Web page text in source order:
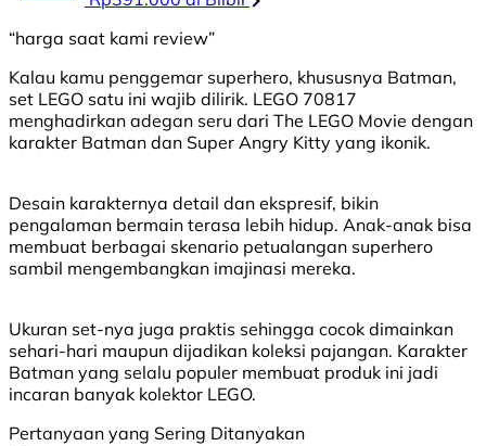
“harga saat kami review”
Kalau kamu penggemar superhero, khususnya Batman,
set LEGO satu ini wajib dilirik. LEGO 70817
menghadirkan adegan seru dari The LEGO Movie dengan
karakter Batman dan Super Angry Kitty yang ikonik.
Desain karakternya detail dan ekspresif, bikin
pengalaman bermain terasa lebih hidup. Anak-anak bisa
membuat berbagai skenario petualangan superhero
sambil mengembangkan imajinasi mereka.
Ukuran set-nya juga praktis sehingga cocok dimainkan
sehari-hari maupun dijadikan koleksi pajangan. Karakter
Batman yang selalu populer membuat produk ini jadi
incaran banyak kolektor LEGO.
Pertanyaan yang Sering Ditanyakan